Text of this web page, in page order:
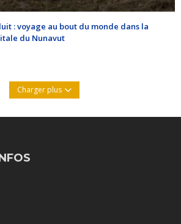
: voyage au bout du monde dans la
du Nunavut
Charger plus